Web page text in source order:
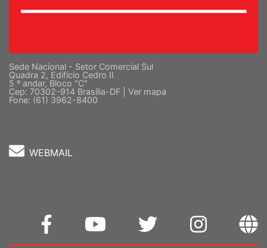
Sede Nacional - Setor Comercial Sul
Quadra 2, Edifício Cedro II
5 º andar, Bloco "C"
Cep: 70302-914 Brasília-DF | Ver mapa
Fone: (61) 3962-8400
WEBMAIL